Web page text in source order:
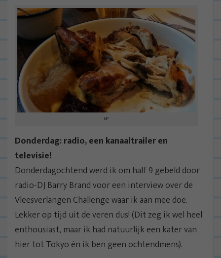
KIP
Donderdag: radio, een kanaaltrailer en
televisie!
Donderdagochtend werd ik om half 9 gebeld door
radio-DJ Barry Brand voor een interview over de
Vleesverlangen Challenge waar ik aan mee doe.
Lekker op tijd uit de veren dus! (Dit zeg ik wel heel
enthousiast, maar ik had natuurlijk een kater van
hier tot Tokyo én ik ben geen ochtendmens).